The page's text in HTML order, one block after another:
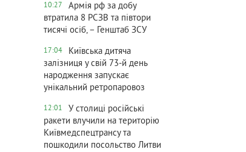
10:27
Армія рф за добу
втратила 8 РСЗВ та півтори
тисячі осіб, – Генштаб ЗСУ
17:04
Київська дитяча
залізниця у свій 73-й день
народження запускає
унікальний ретропаровоз
12:01
У столиці російські
ракети влучили на територію
Київмедспецтрансу та
пошкодили посольство Литви